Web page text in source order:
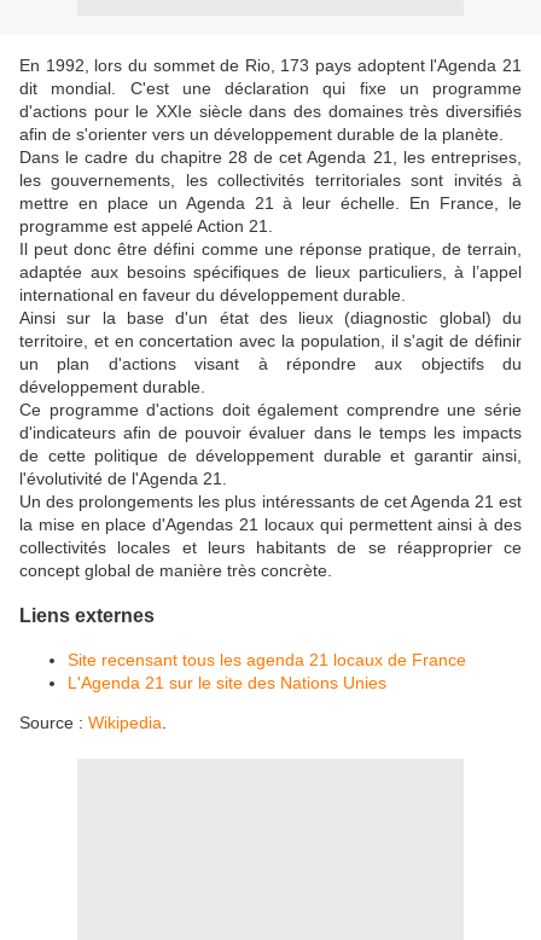
En 1992, lors du sommet de Rio, 173 pays adoptent l'Agenda 21
dit mondial. C'est une déclaration qui fixe un programme
d'actions pour le XXIe siècle dans des domaines très diversifiés
afin de s'orienter vers un développement durable de la planète.
Dans le cadre du chapitre 28 de cet Agenda 21, les entreprises,
les gouvernements, les collectivités territoriales sont invités à
mettre en place un Agenda 21 à leur échelle. En France, le
programme est appelé Action 21.
Il peut donc être défini comme une réponse pratique, de terrain,
adaptée aux besoins spécifiques de lieux particuliers, à l’appel
international en faveur du développement durable.
Ainsi sur la base d'un état des lieux (diagnostic global) du
territoire, et en concertation avec la population, il s'agit de définir
un plan d'actions visant à répondre aux objectifs du
développement durable.
Ce programme d'actions doit également comprendre une série
d'indicateurs afin de pouvoir évaluer dans le temps les impacts
de cette politique de développement durable et garantir ainsi,
l'évolutivité de l'Agenda 21.
Un des prolongements les plus intéressants de cet Agenda 21 est
la mise en place d'Agendas 21 locaux qui permettent ainsi à des
collectivités locales et leurs habitants de se réapproprier ce
concept global de manière très concrète.
Liens externes
Site recensant tous les agenda 21 locaux de France
L'Agenda 21 sur le site des Nations Unies
Source : Wikipedia